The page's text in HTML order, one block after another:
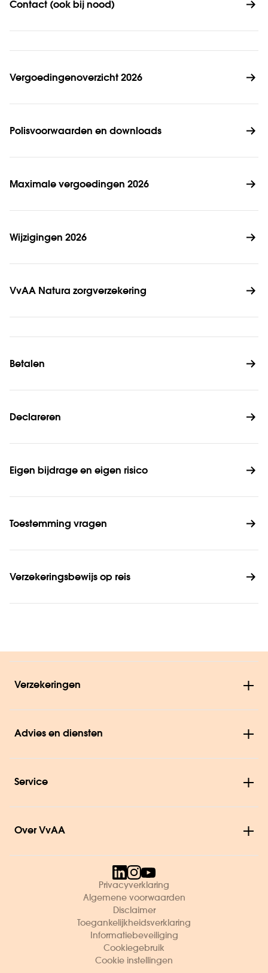
Contact (ook bij nood)
Vergoedingenoverzicht 2026
Polisvoorwaarden en downloads
Maximale vergoedingen 2026
Wijzigingen 2026
VvAA Natura zorgverzekering
Betalen
Declareren
Eigen bijdrage en eigen risico
Toestemming vragen
Verzekeringsbewijs op reis
Verzekeringen
Advies en diensten
Service
Over VvAA
Privacyverklaring
Algemene voorwaarden
Disclaimer
Toegankelijkheidsverklaring
Informatiebeveiliging
Cookiegebruik
Cookie instellingen